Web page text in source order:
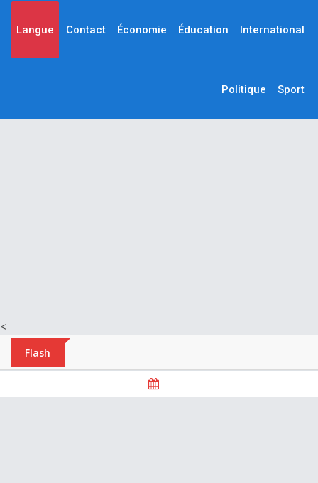
<
Langue Contact Économie Éducation International
Politique Sport
Flash